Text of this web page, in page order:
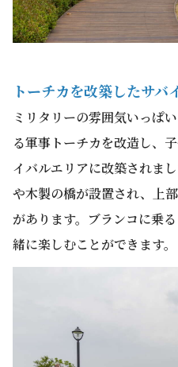
トーチカを改築したサバ
ミリタリーの雰囲気いっぱ
る軍事トーチカを改造し、
イバルエリアに改築されま
や木製の橋が設置され、上
があります。ブランコに乗
緒に楽しむことができます。